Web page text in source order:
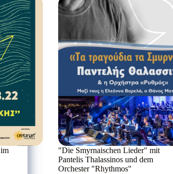
"Die Smyrnaischen Lieder" mit
Pantelis Thalassinos und dem
Orchester "Rhythmos"